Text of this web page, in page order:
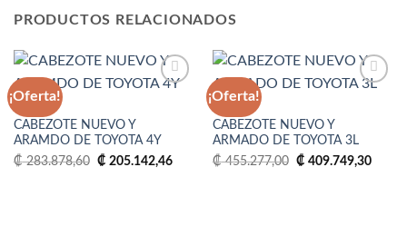
PRODUCTOS RELACIONADOS
¡Oferta!
de
4Y
CABEZOTE NUEVO Y
ARAMDO DE TOYOTA 4Y
₡283.878,60 El
precio
₡ 205.142,46El
precio
¡Oferta!
de
3L
CABEZOTE NUEVO Y
ARMADO DE TOYOTA 3L
₡455.277,00 El
precio
₡ 409.749,30El
precio